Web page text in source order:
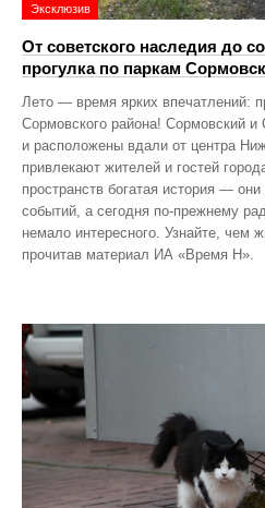
Эксклюзив
От советского наследия до
прогулка по паркам
Лето — время ярких впечатлений:
Сормовского района! Сормовский и
и расположены вдали от центра
привлекают жителей и гостей
пространств богатая история —
событий, а сегодня по‑прежнему
немало интересного. Узнайте, чем
прочитав материал ИА «Время Н».